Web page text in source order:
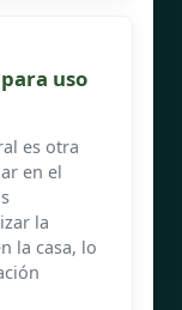
uso
es otra
en el
la
la casa, lo